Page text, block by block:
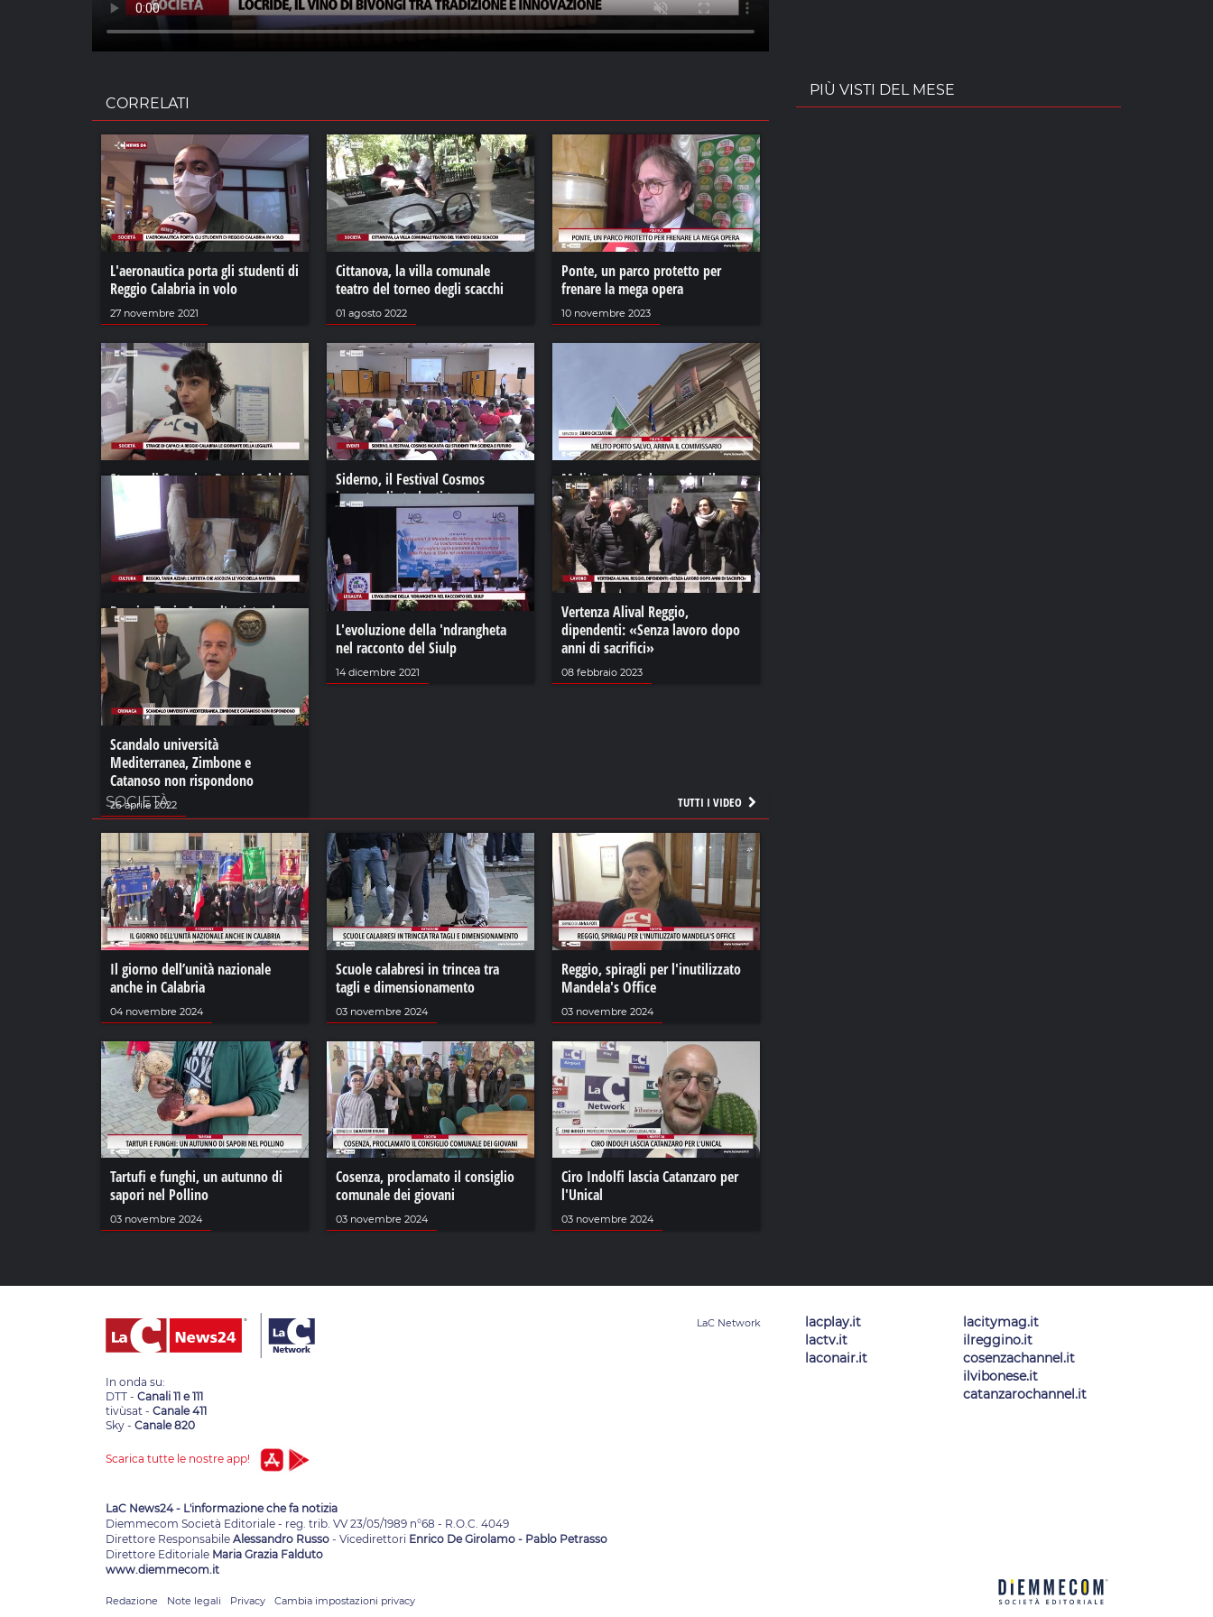
CORRELATI
L'aeronautica porta gli studenti di
Reggio Calabria in volo
27 novembre 2021
Cittanova, la villa comunale
teatro del torneo degli scacchi
01 agosto 2022
Ponte, un parco protetto per
frenare la mega opera
10 novembre 2023
Strage di Capaci: a Reggio Calabria
le giornate della legalità
23 maggio 2022
Siderno, il Festival Cosmos
incanta gli studenti tra scienza e
06 ottobre 2023
Melito Porto Salvo, arriva il
commissario
02 agosto 2024
Reggio, Tania Azzar l'artista che
ascolta le voci della materia
06 ottobre 2023
Vertenza Alival Reggio,
dipendenti: «Senza lavoro dopo
anni di sacrifici»
08 febbraio 2023
L'evoluzione della 'ndrangheta
nel racconto del Siulp
14 dicembre 2021
Scandalo università
Mediterranea, Zimbone e
Catanoso non rispondono
26 aprile 2022 TUTTI I VIDEO
SOCIETÀ
Il giorno dell’unità nazionale
anche in Calabria
04 novembre 2024
Scuole calabresi in trincea tra
tagli e dimensionamento
03 novembre 2024
Reggio, spiragli per l'inutilizzato
Mandela's Office
03 novembre 2024
Tartufi e funghi, un autunno di
sapori nel Pollino
03 novembre 2024
Cosenza, proclamato il consiglio
comunale dei giovani
03 novembre 2024
Ciro Indolfi lascia Catanzaro per
l'Unical
03 novembre 2024
PIÙ VISTI DEL MESE
In onda su:
DTT - Canali 11 e 111
tivùsat - Canale 411
Sky - Canale 820
Scarica tutte le nostre app!
lacplay.it
lactv.it
laconair.it
lacitymag.it
ilreggino.it
cosenzachannel.it
ilvibonese.it
catanzarochannel.it
LaC News24 - L'informazione che fa notizia
Diemmecom Società Editoriale - reg. trib. VV 23/05/1989 n°68 - R.O.C. 4049
Direttore Responsabile Alessandro Russo - Vicedirettori Enrico De Girolamo - Pablo Petrasso
Direttore Editoriale Maria Grazia Falduto
www.diemmecom.it
Redazione Note legali Privacy Cambia impostazioni privacy